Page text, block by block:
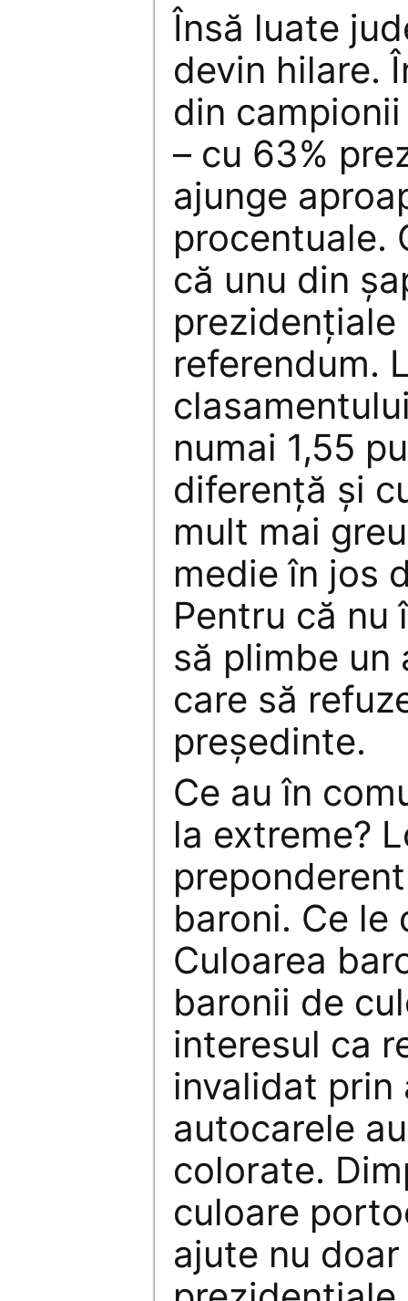
Însă luate
devin hilare.
din
– cu 63%
ajunge
procentuale.
că unu din
prezidenţiale
referendum.
numai 1,55
diferenţă şi
mult mai
medie în jos
Pentru că nu
să plimbe un
care să
preşedinte.
Ce au în
la extreme?
baroni. Ce le
Culoarea
baronii de
interesul ca
invalidat prin
autocarele
colorate.
culoare
ajute nu